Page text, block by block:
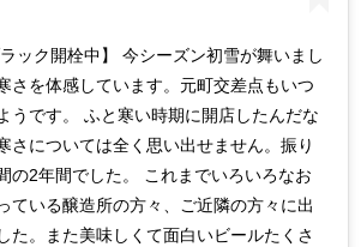
ック開栓中】 今シーズン初雪が舞いまし
さを体感しています。元町交差点もいつ
うです。 ふと寒い時期に開店したんだな
さについては全く思い出せません。振り
の2年間でした。 これまでいろいろなお
ている醸造所の方々、ご近隣の方々に出
た。また美味しくて面白いビールたくさ